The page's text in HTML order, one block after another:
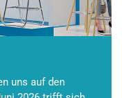
uns auf den